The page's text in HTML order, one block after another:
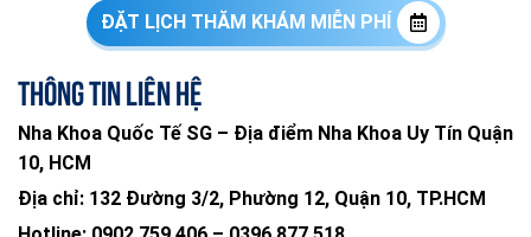
ĐẶT LỊCH THĂM KHÁM MIỄN PHÍ
Thông tin liên hệ
Nha Khoa Quốc Tế SG – Địa điểm Nha Khoa Uy Tín Quận
10, HCM
Địa chỉ: 132 Đường 3/2, Phường 12, Quận 10, TP.HCM